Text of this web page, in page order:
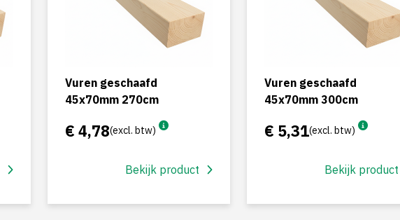
Vuren geschaafd
45x70mm 270cm
€ 4,78(excl. btw)
Bekijk product
Vuren geschaafd
45x70mm 300cm
€ 5,31(excl. btw)
Bekijk product